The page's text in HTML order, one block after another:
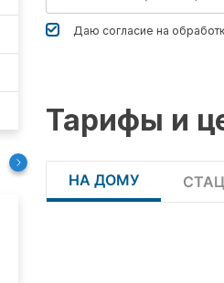
Даю согласие на
Тарифы и
НА ДОМУ